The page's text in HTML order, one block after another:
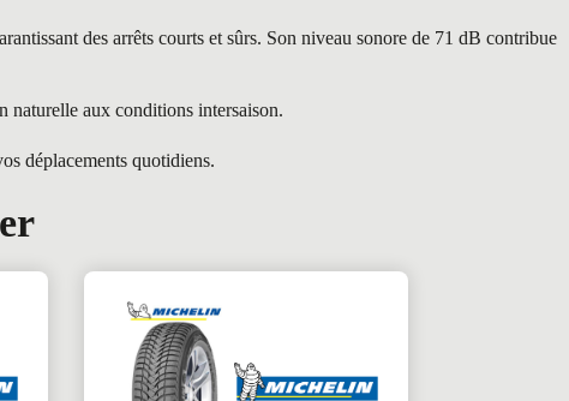
des arrêts courts et sûrs. Son niveau sonore de 71 dB contribue
naturelle aux conditions intersaison.
déplacements quotidiens.